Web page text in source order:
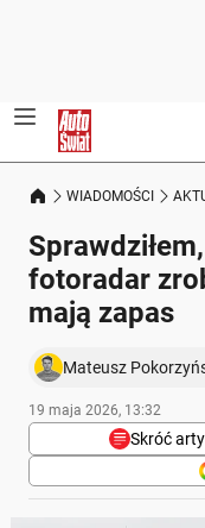
WIADOMOŚCI
fotoradar
mają zapas
Mateusz
19 maja 2026, 13:32
Skróć